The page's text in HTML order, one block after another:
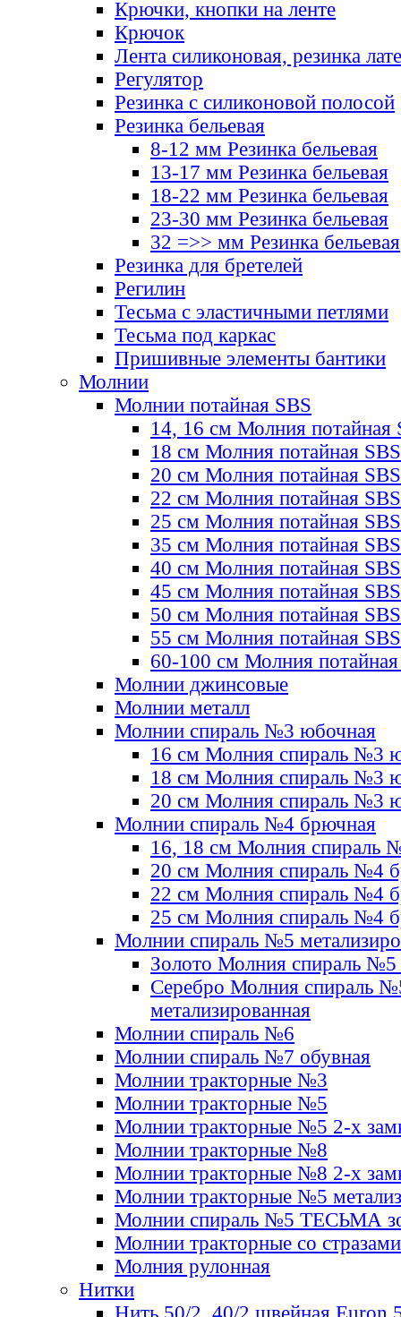
Крючки, кнопки на ленте
Крючок
Лента силиконовая, резинка
Регулятор
Резинка с силиконовой полосой
Резинка бельевая
8-12 мм Резинка бельевая
13-17 мм Резинка бельевая
18-22 мм Резинка бельевая
23-30 мм Резинка бельевая
32 =>> мм Резинка бельевая
Резинка для бретелей
Регилин
Тесьма с эластичными петлями
Тесьма под каркас
Пришивные элементы бантики
Молнии
Молнии потайная SBS
14, 16 см Молния потайная
18 см Молния потайная SBS
20 см Молния потайная SBS
22 см Молния потайная SBS
25 см Молния потайная SBS
35 см Молния потайная SBS
40 см Молния потайная SBS
45 см Молния потайная SBS
50 см Молния потайная SBS
55 см Молния потайная SBS
60-100 см Молния
Молнии джинсовые
Молнии металл
Молнии спираль №3 юбочная
16 см Молния спираль №3
18 см Молния спираль №3
20 см Молния спираль №3
Молнии спираль №4 брючная
16, 18 см Молния спираль
20 см Молния спираль №4
22 см Молния спираль №4
25 см Молния спираль №4
Молнии спираль №5
Золото Молния спираль №5
Серебро Молния спираль
метализированная
Молнии спираль №6
Молнии спираль №7 обувная
Молнии тракторные №3
Молнии тракторные №5
Молнии тракторные №5 2-х
Молнии тракторные №8
Молнии тракторные №8 2-х
Молнии тракторные №5
Молнии спираль №5 ТЕСЬМА
Молнии тракторные со стразами
Молния рулонная
Нитки